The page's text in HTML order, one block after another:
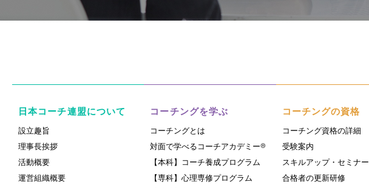
日本コーチ連盟について
設立趣旨
理事長挨拶
活動概要
運営組織概要
コーチングを学ぶ
コーチングとは
対面で学べるコーチアカデミー®
【本科】コーチ養成プログラム
【専科】心理専修プログラム
コーチングの資格
コーチング資格の詳細
受験案内
スキルアップ・セミナー
合格者の更新研修